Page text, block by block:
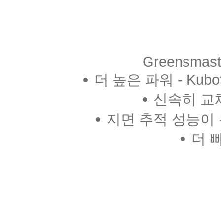
더 높은 파워 -
신속히 교
지면 추적 성능이
더